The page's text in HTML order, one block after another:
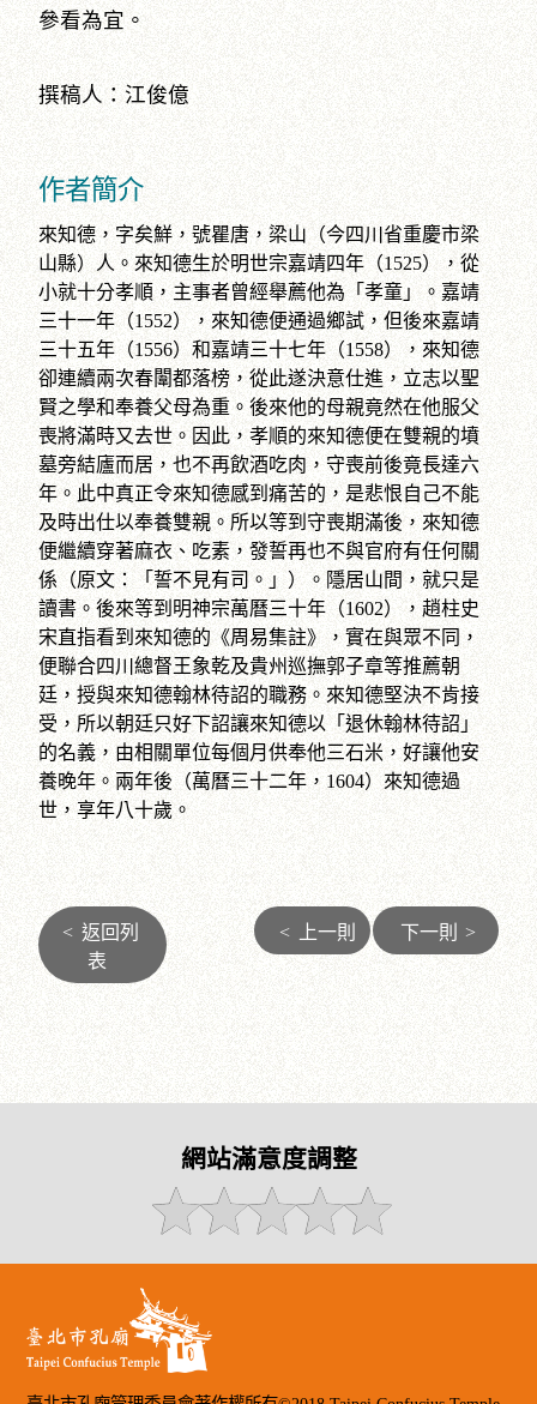
參看為宜。
撰稿人：江俊億
作者簡介
來知德，字矣鮮，號瞿唐，梁山（今四川省重慶市梁
山縣）人。來知德生於明世宗嘉靖四年（1525），從
小就十分孝順，主事者曾經舉薦他為「孝童」。嘉靖
三十一年（1552），來知德便通過鄉試，但後來嘉靖
三十五年（1556）和嘉靖三十七年（1558），來知德
卻連續兩次春闈都落榜，從此遂決意仕進，立志以聖
賢之學和奉養父母為重。後來他的母親竟然在他服父
喪將滿時又去世。因此，孝順的來知德便在雙親的墳
墓旁結廬而居，也不再飲酒吃肉，守喪前後竟長達六
年。此中真正令來知德感到痛苦的，是悲恨自己不能
及時出仕以奉養雙親。所以等到守喪期滿後，來知德
便繼續穿著麻衣、吃素，發誓再也不與官府有任何關
係（原文：「誓不見有司。」）。隱居山間，就只是
讀書。後來等到明神宗萬曆三十年（1602），趙柱史
宋直指看到來知德的《周易集註》，實在與眾不同，
便聯合四川總督王象乾及貴州巡撫郭子章等推薦朝
廷，授與來知德翰林待詔的職務。來知德堅決不肯接
受，所以朝廷只好下詔讓來知德以「退休翰林待詔」
的名義，由相關單位每個月供奉他三石米，好讓他安
養晚年。兩年後（萬曆三十二年，1604）來知德過
世，享年八十歲。
< 返回列
表
< 上一則 下一則 >
網站滿意度調整